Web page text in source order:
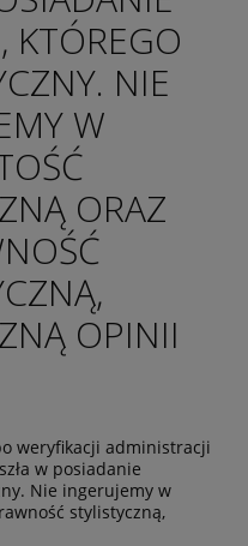
KTÓREGO
NIE
W
ORAZ
OPINII
weryfikacji administracji
w posiadanie
Nie ingerujemy w
stylistyczną,